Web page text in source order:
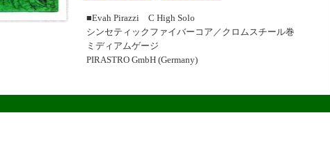
■Evah Pirazzi C High Solo
シンセティックファイバーコア／クロムスチール巻
ミディアムゲージ
PIRASTRO GmbH (Germany)